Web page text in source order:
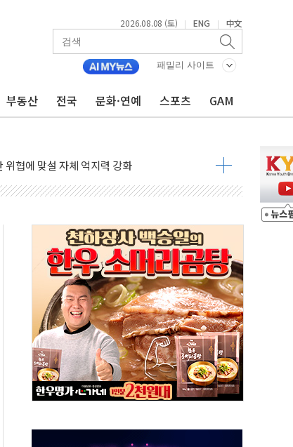
2026.08.08 (토) | ENG | 中文
패밀리 사이트
부동산 전국 문화·연예 스포츠 GAM
상승… STOXX 600 지수는 나흘 연속 최고치
짝'
물 1%대 상승
주↑ VS 트레이드데스크·웬디스↓
겠다"
대·속도전 총력"